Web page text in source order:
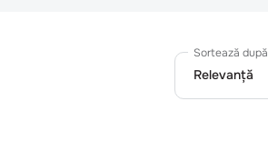
Sortează după
Relevanță